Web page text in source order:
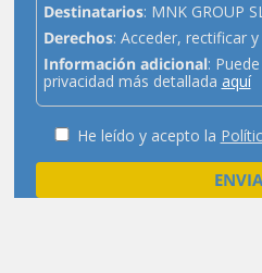
Destinatarios: MNK GROUP
Derechos: Acceder, rectificar
Información adicional:
privacidad más detallada aquí
He leído y acepto la